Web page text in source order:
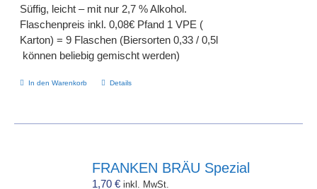
Süffig, leicht – mit nur 2,7 % Alkohol.
Flaschenpreis inkl. 0,08€ Pfand 1 VPE (
Karton) = 9 Flaschen (Biersorten 0,33 / 0,5l
können beliebig gemischt werden)
In den Warenkorb Details
FRANKEN BRÄU Spezial
1,70€ inkl. MwSt.